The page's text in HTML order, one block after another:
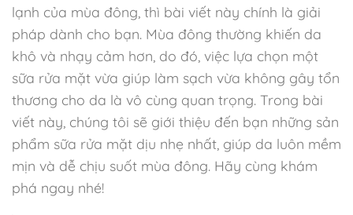
lạnh của mùa đông, thì bài viết này chính là giải
pháp dành cho bạn. Mùa đông thường khiến da
khô và nhạy cảm hơn, do đó, việc lựa chọn một
sữa rửa mặt vừa giúp làm sạch vừa không gây tổn
thương cho da là vô cùng quan trọng. Trong bài
viết này, chúng tôi sẽ giới thiệu đến bạn những sản
phẩm sữa rửa mặt dịu nhẹ nhất, giúp da luôn mềm
mịn và dễ chịu suốt mùa đông. Hãy cùng khám
phá ngay nhé!